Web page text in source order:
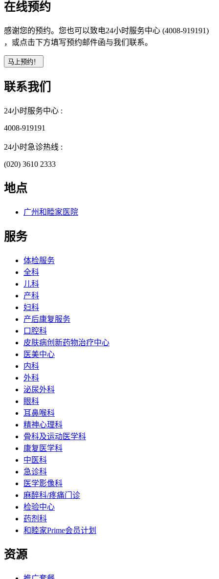
在线预约
感谢您的预约。您也可以致电24小时服务中心 (4008-919191)
，或点击下方填写预约邮件函与我们联系。
联系我们
24小时服务中心 :
4008-919191
24小时急诊热线 :
(020) 3610 2333
地点
广州和睦家医院
服务
体检服务
全科
儿科
产科
妇科
产后康复服务
口腔科
皮肤病创新药物治疗中心
医美中心
内科
外科
泌尿外科
眼科
耳鼻喉科
精神心理科
骨科及运动医学科
康复医学科
中医科
急诊科
医学影像科
麻醉科/疼痛门诊
检验中心
药剂科
和睦家Prime会员计划
资源